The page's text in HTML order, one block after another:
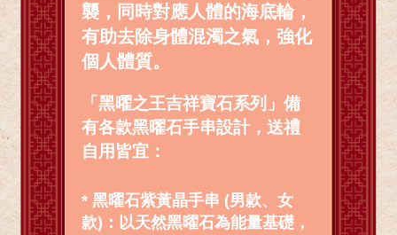
襲，同時對應人體的海底輪，
有助去除身體混濁之氣，強化
個人體質。
「黑曜之王吉祥寶石系列」備
有各款黑曜石手串設計，送禮
自用皆宜：
* 黑曜石紫黃晶手串 (男款、女
款)：以天然黑曜石為能量基礎，